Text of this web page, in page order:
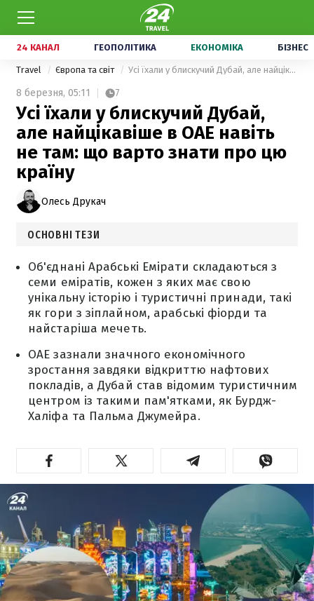
24 КАНАЛ ГЕОПОЛІТИКА ЕКОНОМІКА БІЗНЕС
Travel Європа та світ Усі їхали у блискучий Дубай, але найцікавіше в ОАЕ навіть не там: що варто знати про цю країну
8 березня, 05:11 7
Усі їхали у блискучий Дубай,
але найцікавіше в ОАЕ навіть
не там: що варто знати про цю
країну
Олесь Друкач
ОСНОВНІ ТЕЗИ
Об'єднані Арабські Емірати складаються з
семи еміратів, кожен з яких має свою
унікальну історію і туристичні принади, такі
як гори з зіплайном, арабські фіорди та
найстаріша мечеть.
ОАЕ зазнали значного економічного
зростання завдяки відкриттю нафтових
покладів, а Дубай став відомим туристичним
центром із такими пам'ятками, як Бурдж-
Халіфа та Пальма Джумейра.